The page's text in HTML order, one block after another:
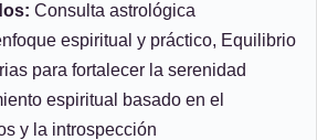
Consulta astrológica
espiritual y práctico, Equilibrio
para fortalecer la serenidad
espiritual basado en el
y la introspección